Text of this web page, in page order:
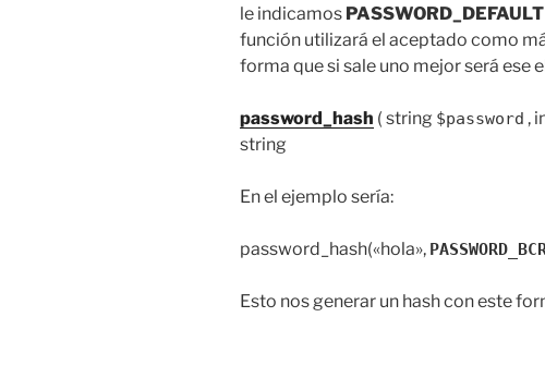
le indicamos PASSWORD_DEFAULT
función utilizará el aceptado como
forma que si sale uno mejor será ese
password_hash ( string $password ,
string
En el ejemplo sería:
password_hash(«hola»,
Esto nos generar un hash con este